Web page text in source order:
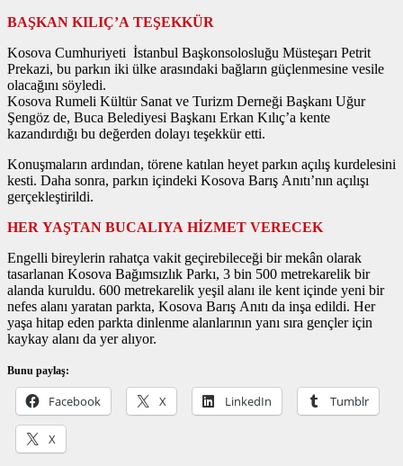
BAŞKAN KILIÇ’A TEŞEKKÜR
Kosova Cumhuriyeti İstanbul Başkonsolosluğu Müsteşarı Petrit
Prekazi, bu parkın iki ülke arasındaki bağların güçlenmesine vesile
olacağını söyledi.
Kosova Rumeli Kültür Sanat ve Turizm Derneği Başkanı Uğur
Şengöz de, Buca Belediyesi Başkanı Erkan Kılıç’a kente
kazandırdığı bu değerden dolayı teşekkür etti.
Konuşmaların ardından, törene katılan heyet parkın açılış kurdelesini
kesti. Daha sonra, parkın içindeki Kosova Barış Anıtı’nın açılışı
gerçekleştirildi.
HER YAŞTAN BUCALIYA HİZMET VERECEK
Engelli bireylerin rahatça vakit geçirebileceği bir mekân olarak
tasarlanan Kosova Bağımsızlık Parkı, 3 bin 500 metrekarelik bir
alanda kuruldu. 600 metrekarelik yeşil alanı ile kent içinde yeni bir
nefes alanı yaratan parkta, Kosova Barış Anıtı da inşa edildi. Her
yaşa hitap eden parkta dinlenme alanlarının yanı sıra gençler için
kaykay alanı da yer alıyor.
Bunu paylaş:
Facebook X LinkedIn Tumblr
X